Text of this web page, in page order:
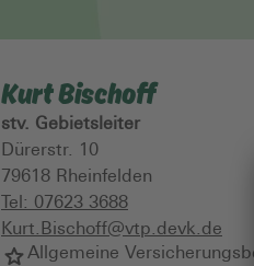
Kurt Bischoff
stv. Gebietsleiter
Dürerstr. 10
79618 Rheinfelden
Tel: 07623 3688
Kurt.Bischoff@vtp.devk.de
Allgemeine